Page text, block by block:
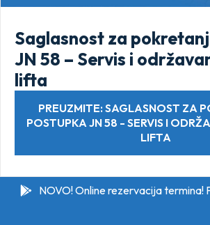
Saglasnost za
JN 58 – Servis i
lifta
PREUZMITE: SAGLASNOST ZA
POSTUPKA JN 58 - SERVIS I
LIFTA
NOVO! Online rezervacija termina!